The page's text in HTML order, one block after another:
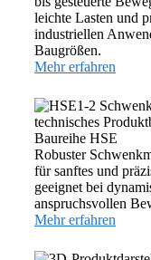
leichte Lasten und
industriellen
Baugrößen.
Mehr erfahren
Baureihe HSE
Robuster
für sanftes und
geeignet bei
anspruchsvollen
Mehr erfahren